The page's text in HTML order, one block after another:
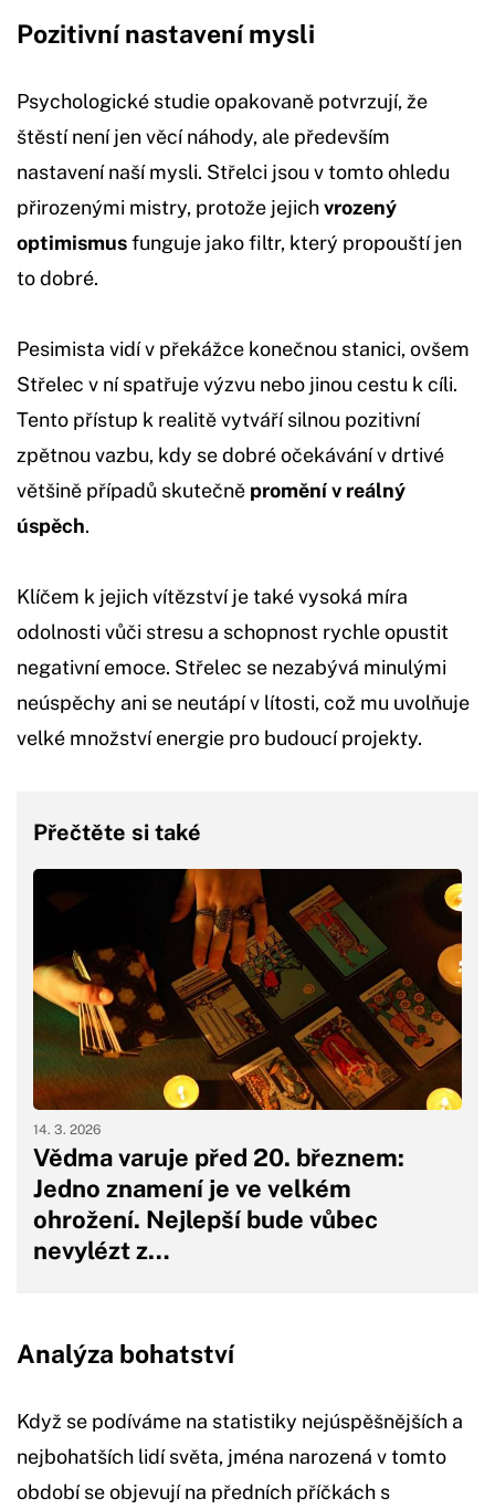
Pozitivní nastavení mysli
Psychologické studie opakovaně potvrzují, že
štěstí není jen věcí náhody, ale především
nastavení naší mysli. Střelci jsou v tomto ohledu
přirozenými mistry, protože jejichvrozený
optimismusfunguje jako filtr, který propouští jen
to dobré.
Pesimista vidí v překážce konečnou stanici, ovšem
Střelec v ní spatřuje výzvu nebo jinou cestu k cíli.
Tento přístup k realitě vytváří silnou pozitivní
zpětnou vazbu, kdy se dobré očekávání v drtivé
většině případů skutečně promění v reálný
úspěch.
Klíčem k jejich vítězství je také vysoká míra
odolnosti vůči stresu a schopnost rychle opustit
negativní emoce. Střelec se nezabývá minulými
neúspěchy ani se neutápí v lítosti, což mu uvolňuje
velké množství energie pro budoucí projekty.
Přečtěte si také
Vědma varuje před 20. březnem:
Jedno znamení je ve velkém
ohrožení. Nejlepší bude vůbec
nevylézt z…
14. 3. 2026
Analýza bohatství
Když se podíváme na statistiky nejúspěšnějších a
nejbohatších lidí světa, jména narozená v tomto
období se objevují na předních příčkách s